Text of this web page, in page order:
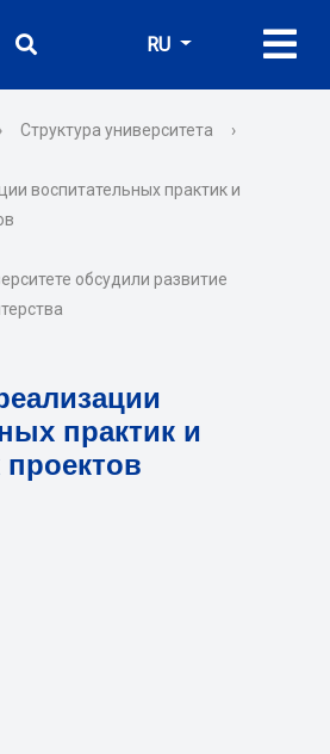
RU
› Структура университета
›
воспитательных практик и
обсудили развитие
практик и